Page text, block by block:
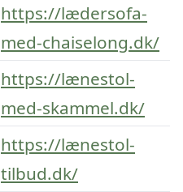
https://lædersofa-
med-chaiselong.dk/
https://lænestol-
med-skammel.dk/
https://lænestol-
tilbud.dk/